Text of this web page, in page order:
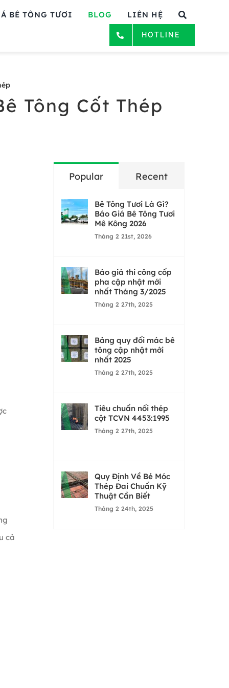
BÊ TÔNG TƯƠI BLOG LIÊN HỆ
HOTLINE
Tông Cốt Thép
cả
Popular Recent
Bê Tông Tươi Là Gì?
Báo Giá Bê Tông Tươi
Mê Kông 2026
Tháng 2 21st, 2026
Báo giá thi công cốp
pha cập nhật mới
nhất Tháng 3/2025
Tháng 2 27th, 2025
Bảng quy đổi mác bê
tông cập nhật mới
nhất 2025
Tháng 2 27th, 2025
Tiêu chuẩn nối thép
cột TCVN 4453:1995
Tháng 2 27th, 2025
Quy Định Về Bẻ Móc
Thép Đai Chuẩn Kỹ
Thuật Cần Biết
Tháng 2 24th, 2025